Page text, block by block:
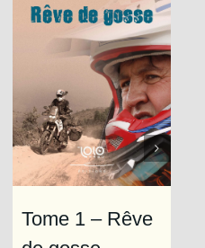
Tome 1 – Rêve